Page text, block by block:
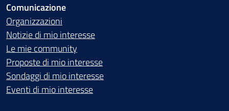
Comunicazione
Organizzazioni
Notizie di mio interesse
Le mie community
Proposte di mio interesse
Sondaggi di mio interesse
Eventi di mio interesse